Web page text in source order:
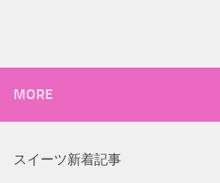
MORE
スイーツ新着記事